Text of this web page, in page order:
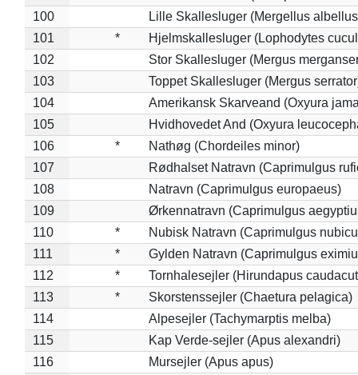
100
Lille Skallesluger (Mergellus
101
*
Hjelmskallesluger (Lophodytes
102
Stor Skallesluger (Mergus
103
Toppet Skallesluger (Mergus
104
Amerikansk Skarveand (Oxyura
105
Hvidhovedet And (Oxyura
106
*
Nathøg (Chordeiles minor)
107
Rødhalset Natravn (Caprimulgus
108
Natravn (Caprimulgus europaeus)
109
Ørkennatravn (Caprimulgus
110
*
Nubisk Natravn (Caprimulgus
111
*
Gylden Natravn (Caprimulgus
112
*
Tornhalesejler (Hirundapus
113
*
Skorstenssejler (Chaetura pelagica)
114
Alpesejler (Tachymarptis melba)
115
Kap Verde-sejler (Apus alexandri)
116
Mursejler (Apus apus)